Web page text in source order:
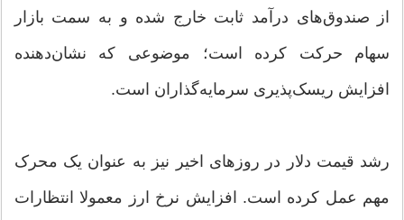
از صندوق‌های درآمد ثابت خارج شده و به سمت بازار
سهام حرکت کرده است؛ موضوعی که نشان‌دهنده
افزایش ریسک‌پذیری سرمایه‌گذاران است.
رشد قیمت دلار در روزهای اخیر نیز به ‌عنوان یک محرک
مهم عمل کرده است. افزایش نرخ ارز معمولا انتظارات